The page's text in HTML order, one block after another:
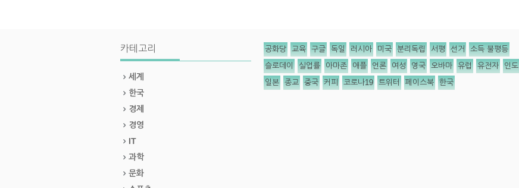
카테고리
세계
한국
경제
경영
IT
과학
문화
공화당 교육 구글 독일 러시아 미국 분리독립 서평 선거 소득 불평등
슬로데이 실업률 아마존 애플 언론 여성 영국 오바마 유럽 유전자 인도
일본 종교 중국 커피 코로나19 트위터 페이스북 한국